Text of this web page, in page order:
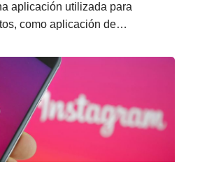
aplicación utilizada para
como aplicación de…